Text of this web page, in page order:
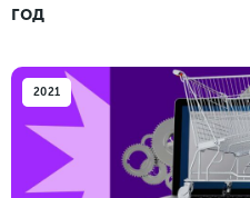
год
2021